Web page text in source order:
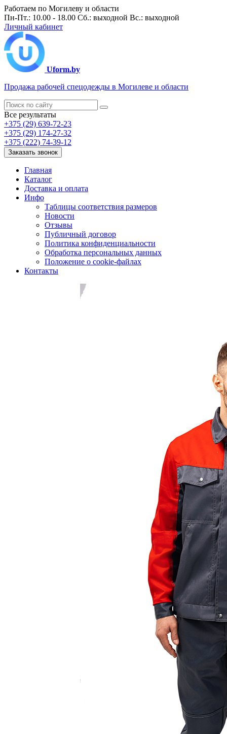
Работаем по Могилеву и области
Пн-Пт.: 10.00 - 18.00 Сб.: выходной Вс.: выходной
Личный кабинет
Uform.by
Продажа рабочей спецодежды в Могилеве и области
Все результаты
+375 (29) 639-72-23
+375 (29) 174-27-32
+375 (222) 74-39-12
Заказать звонок
Главная
Каталог
Доставка и оплата
Инфо
Таблицы соответствия размеров
Новости
Отзывы
Публичный договор
Политика конфиденциальности
Обработка персональных данных
Положение о cookie-файлах
Контакты